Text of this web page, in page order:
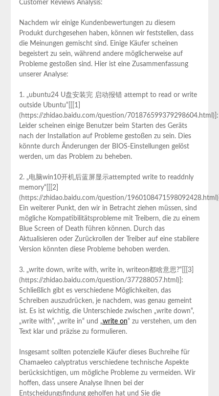
Customer Reviews Analysis:
Nachdem wir einige Kundenbewertungen zu diesem
Produkt durchgesehen haben, können wir feststellen, dass
die Meinungen gemischt sind. Einige Käufer scheinen
begeistert zu sein, während andere möglicherweise auf
Probleme gestoßen sind. Hier ist eine Zusammenfassung
unserer Analyse:
1. „ubuntu24 U盘安装完 启动报错 attempt to read or write
outside Ubuntu“[[[1]
(https://zhidao.baidu.com/question/701876599379298604.html)]:
Leider scheinen einige Benutzer beim Starten des Geräts
nach der Installation auf Probleme gestoßen zu sein. Dies
könnte durch Änderungen der BIOS-Einstellungen gelöst
werden, um das Problem zu beheben.
2. „电脑win10开机后蓝屏显示attempted write to readdnly
memory“[[[2]
(https://zhidao.baidu.com/question/
Ein weiterer Punkt, den wir in Betracht ziehen müssen, sind
mögliche Kompatibilitätsprobleme mit Treibern, die zu einem
Blue Screen of Death führen können. Durch das
Aktualisieren oder Zurückrollen der Treiber auf eine stabilere
Version könnten diese Probleme behoben werden.
3. „write down, write with, write in, writeon都啥意思?“[[[3]
(https://zhidao.baidu.com/question/377288057.html)]:
Schließlich gibt es verschiedene Möglichkeiten, das
Schreiben auszudrücken, je nachdem, was genau gemeint
ist. Es ist wichtig, die Unterschiede zwischen „write down“,
„write with“, „write in“ und „write on“ zu verstehen, um den
Text klar und präzise zu formulieren.
Insgesamt sollten potenzielle Käufer dieses Buchreihe für
Chamaeleo calyptratus verschiedene technische Aspekte
berücksichtigen, um mögliche Probleme zu vermeiden. Wir
hoffen, dass unsere Analyse Ihnen bei der
Entscheidungsfindung geholfen hat und Sie die